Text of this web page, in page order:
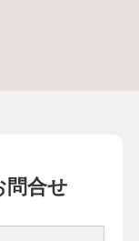
問合せ